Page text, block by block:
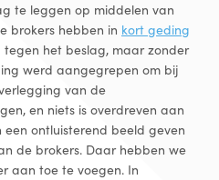
te leggen op middelen van
brokers hebben in kort geding
het beslag, maar zonder
werd aangegrepen om bij
van de
en niets is overdreven aan
ontluisterend beeld geven
de brokers. Daar hebben we
aan toe te voegen. In